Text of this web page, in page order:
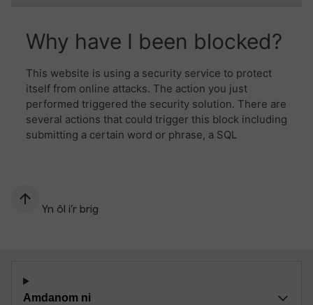
Yn ôl i’r brig
Amdanom ni